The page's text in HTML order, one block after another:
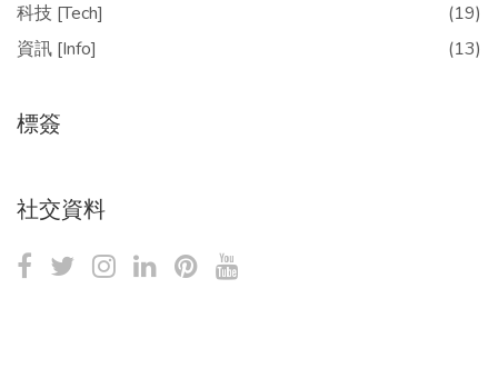
科技 [Tech]
(19)
資訊 [Info]
(13)
標簽
社交資料